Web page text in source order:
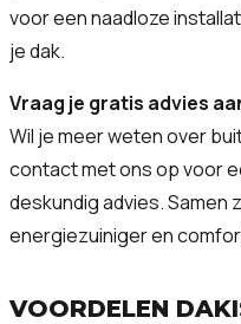
voor een naadloze
je dak.
Vraag je gratis advies
Wil je meer weten over
contact met ons op voor
deskundig advies. Samen
energiezuiniger en
VOORDELEN